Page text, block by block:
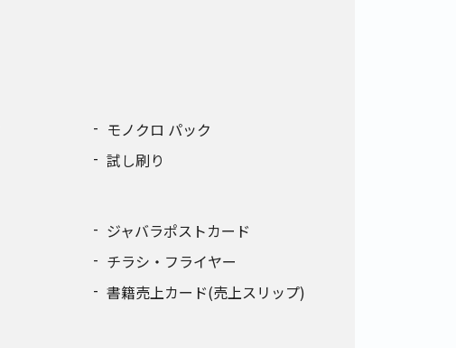
モノクロ パック
試し刷り
ジャバラポストカード
チラシ・フライヤー
書籍売上カード(売上スリップ)